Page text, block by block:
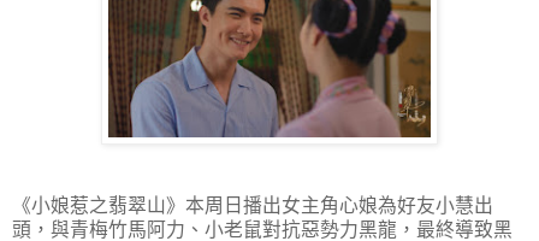
《小娘惹之翡翠山》本周日播出女主角心娘為好友小慧出
頭，與青梅竹馬阿力、小老鼠對抗惡勢力黑龍，最終導致黑